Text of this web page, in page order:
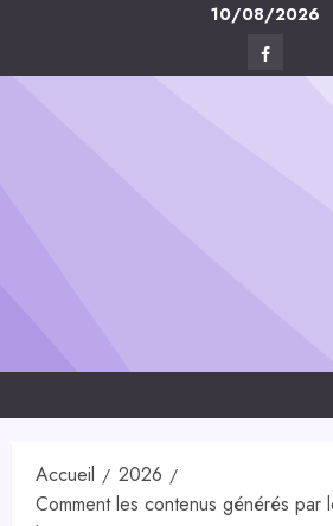
content
10/08/2026
Facebook
Accueil
2026
Comment les contenus générés par